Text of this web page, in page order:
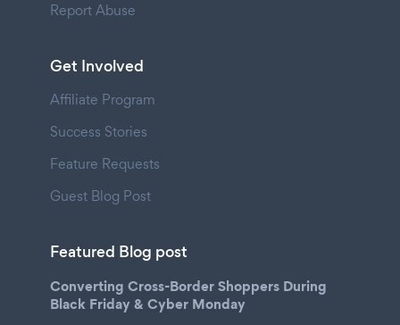
Report Abuse
Get Involved
Affiliate Program
Success Stories
Feature Requests
Guest Blog Post
Featured Blog post
Converting Cross-Border Shoppers During
Black Friday & Cyber Monday